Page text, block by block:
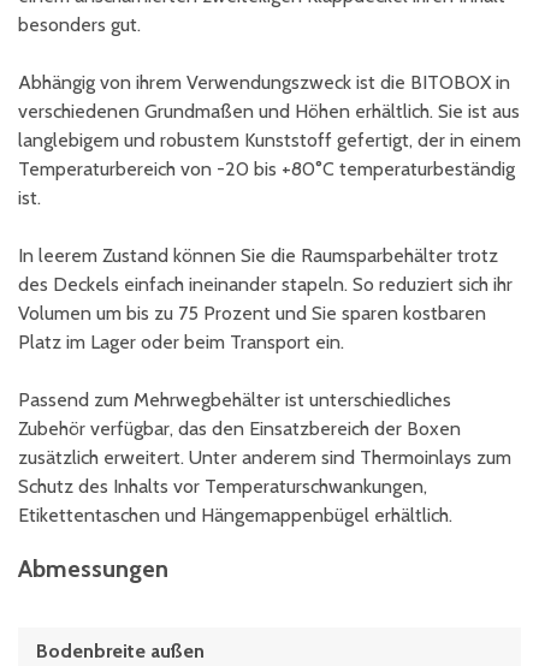
besonders gut.
Abhängig von ihrem Verwendungszweck ist die BITOBOX in
verschiedenen Grundmaßen und Höhen erhältlich. Sie ist aus
langlebigem und robustem Kunststoff gefertigt, der in einem
Temperaturbereich von -20 bis +80°C temperaturbeständig
ist.
In leerem Zustand können Sie die Raumsparbehälter trotz
des Deckels einfach ineinander stapeln. So reduziert sich ihr
Volumen um bis zu 75 Prozent und Sie sparen kostbaren
Platz im Lager oder beim Transport ein.
Passend zum Mehrwegbehälter ist unterschiedliches
Zubehör verfügbar, das den Einsatzbereich der Boxen
zusätzlich erweitert. Unter anderem sind Thermoinlays zum
Schutz des Inhalts vor Temperaturschwankungen,
Etikettentaschen und Hängemappenbügel erhältlich.
Abmessungen
Bodenbreite außen